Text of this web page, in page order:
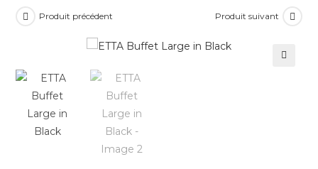
Produit précédent Produit suivant